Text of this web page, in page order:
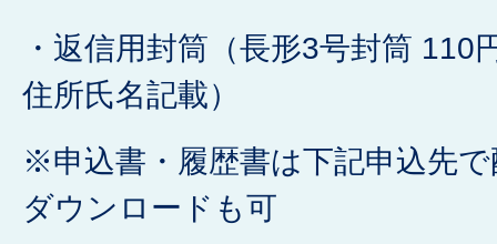
・返信用封筒（長形3号封筒 110
住所氏名記載）
※申込書・履歴書は下記申込先
ダウンロードも可